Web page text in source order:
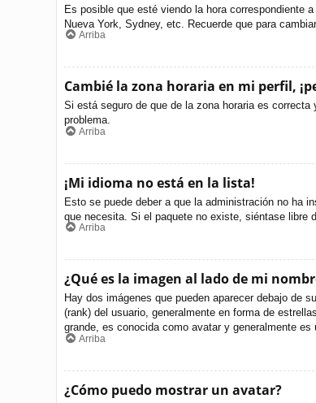
Es posible que esté viendo la hora correspondiente
Nueva York, Sydney, etc. Recuerde que para
Arriba
Cambié la zona horaria en mi perfil,
Si está seguro de que de la zona horaria es
problema.
Arriba
¡Mi idioma no está en la lista!
Esto se puede deber a que la administración no ha
que necesita. Si el paquete no existe, siéntase libre
Arriba
¿Qué es la imagen al lado de mi
Hay dos imágenes que pueden aparecer debajo de
(rank) del usuario, generalmente en forma de
grande, es conocida como avatar y generalmente es
Arriba
¿Cómo puedo mostrar un avatar?